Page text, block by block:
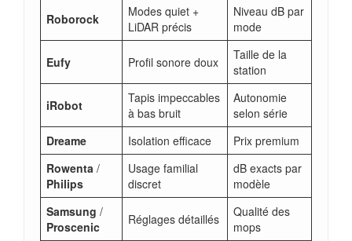
Roborock
Modes quiet +
LiDAR précis
Niveau dB par
mode
Eufy Profil sonore doux
Taille de la
station
iRobot
Tapis impeccables
à bas bruit
Autonomie
selon série
Dreame
Isolation efficace
Prix premium
Rowenta /
Philips
Usage familial
discret
dB exacts par
modèle
Samsung /
Proscenic
Réglages détaillés
Qualité des
mops